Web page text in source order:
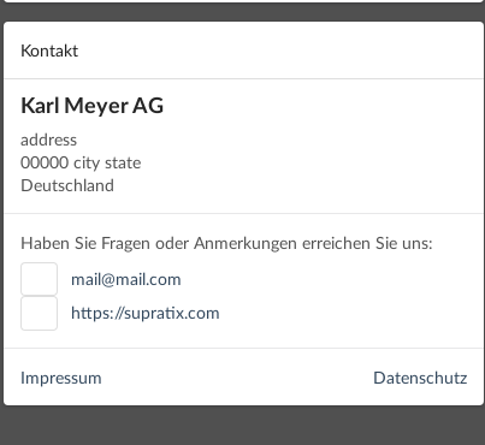
Kontakt
Karl Meyer AG
address
00000 city state
Deutschland
Haben Sie Fragen oder Anmerkungen erreichen Sie uns:
mail@mail.com
https://supratix.com
Datenschutz
Impressum